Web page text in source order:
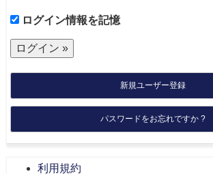
ログイン情報を記憶
新規ユーザー登録
パスワードをお忘れですか ?
利用規約